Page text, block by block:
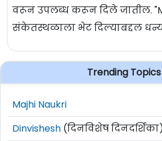
वरून उपलब्ध करून दिले जातील.
संकेतस्थळाला भेट दिल्याबद्दल
Trending Topics
Majhi Naukri
Dinvishesh (दिनविशेष